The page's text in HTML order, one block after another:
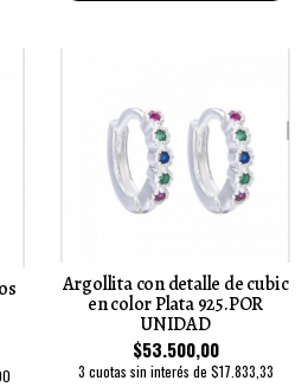
Argollita con detalle de cubic
en color Plata 925.POR
UNIDAD
$53.500,00
3 cuotas sin interés de $17.833,33